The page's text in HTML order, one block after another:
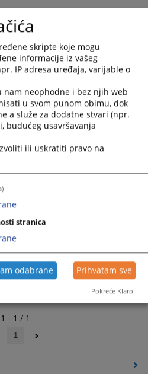
PREGLEDA
1 - 1 / 1
1
skripte koje mogu
informacije iz vašeg
IP adresa uređaja, varijable o
nam neophodne i bez njih web
u svom punom obimu, dok
a služe za dodatne stvari (npr.
budućeg usavršavanja
ili uskratiti pravo na
stranica
odabrane Prihvatam sve
Pokreće Klaro!